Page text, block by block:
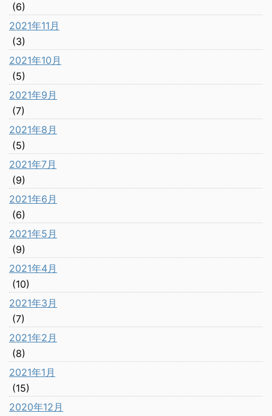
(6)
2021年11月
(3)
2021年10月
(5)
2021年9月
(7)
2021年8月
(5)
2021年7月
(9)
2021年6月
(6)
2021年5月
(9)
2021年4月
(10)
2021年3月
(7)
2021年2月
(8)
2021年1月
(15)
2020年12月